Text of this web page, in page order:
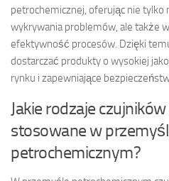
petrochemicznej, oferując nie
wykrywania problemów, ale także
efektywność procesów. Dzięki
dostarczać produkty o wysokiej
rynku i zapewniające
Jakie rodzaje
stosowane w
petrochemicznym?